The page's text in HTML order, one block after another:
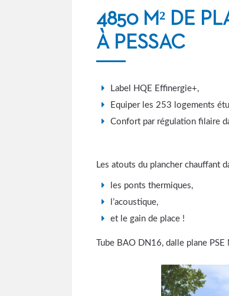
4850 M² DE
À PESSAC
Label HQE Effinergie+,
Equiper les 253 logements
Confort par régulation filaire
Les atouts du plancher chauffant
les ponts thermiques,
l’acoustique,
et le gain de place !
Tube BAO DN16, dalle plane